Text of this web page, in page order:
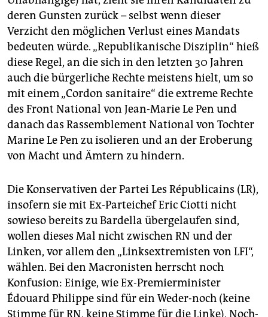
deren Gunsten zurück – selbst wenn dieser
Verzicht den möglichen Verlust eines Mandats
bedeuten würde. „Republikanische Disziplin“ hieß
diese Regel, an die sich in den letzten 30 Jahren
auch die bürgerliche Rechte meistens hielt, um so
mit einem „Cordon sanitaire“ die extreme Rechte
des Front National von Jean-Marie Le Pen und
danach das Rassemblement National von Tochter
Marine Le Pen zu isolieren und an der Eroberung
von Macht und Ämtern zu hindern.
Die Konservativen der Partei Les Républicains (LR),
insofern sie mit Ex-Parteichef Eric Ciotti nicht
sowieso bereits zu Bardella übergelaufen sind,
wollen dieses Mal nicht zwischen RN und der
Linken, vor allem den „Linksextremisten von LFI“,
wählen. Bei den Macronisten herrscht noch
Konfusion: Einige, wie Ex-Premierminister
Édouard Philippe sind für ein Weder-noch (keine
Stimme für RN, keine Stimme für die Linke), Noch-